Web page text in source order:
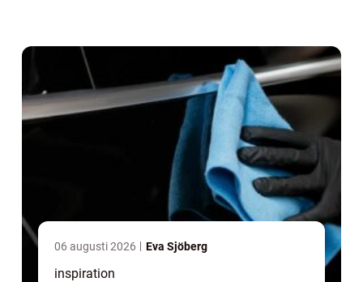
Frå...
06 augusti 2026 Eva Sjöberg
inspiration